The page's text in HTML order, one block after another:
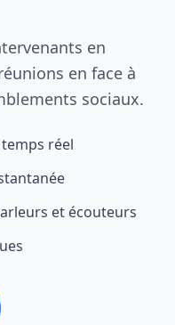
en
en face à
sociaux.
réel
et écouteurs